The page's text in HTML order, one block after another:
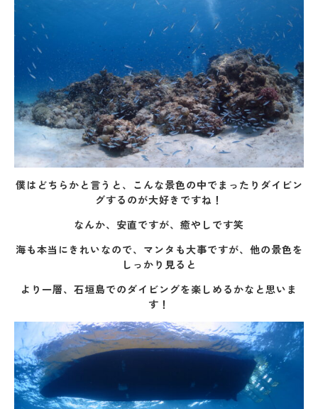
僕はどちらかと言うと、こんな景色の中でまったりダイビン
グするのが大好きですね！
なんか、安直ですが、癒やしです笑
海も本当にきれいなので、マンタも大事ですが、他の景色を
しっかり見ると
より一層、石垣島でのダイビングを楽しめるかなと思いま
す！